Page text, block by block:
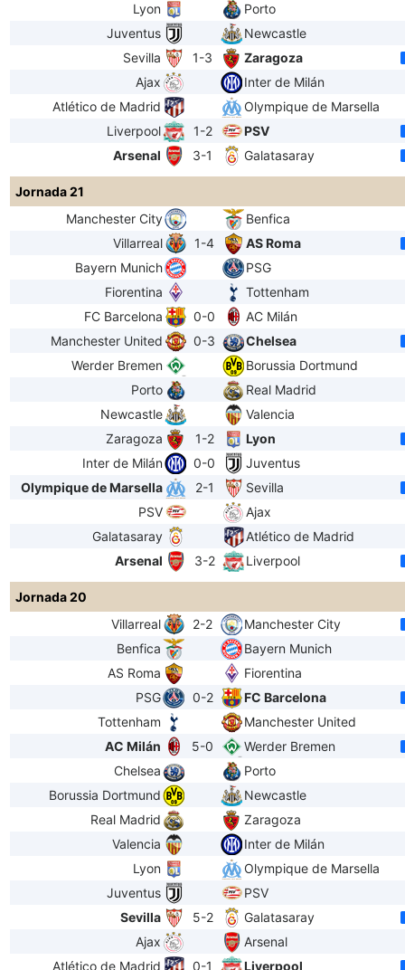
Lyon
Porto
Juventus
Newcastle
Sevilla
1-3
Zaragoza
Ajax
Inter de Milán
Atlético de Madrid
Olympique de Marsella
Liverpool
1-2
PSV
Arsenal
3-1 Galatasaray
Jornada 21
Manchester City
Benfica
Villarreal
1-4
AS Roma
Bayern Munich
PSG
Fiorentina
Tottenham
FC Barcelona
0-0
AC Milán
Manchester United
0-3
Chelsea
Werder Bremen
Borussia Dortmund
Porto
Real Madrid
Newcastle
Valencia
Zaragoza
1-2
Lyon
Inter de Milán
0-0
Juventus
Olympique de Marsella
2-1
Sevilla
PSV
Ajax
Galatasaray
Atlético de Madrid
Arsenal
3-2 Liverpool
Jornada 20
Villarreal
2-2
Manchester City
Benfica
Bayern Munich
AS Roma
Fiorentina
PSG
0-2
FC Barcelona
Tottenham
Manchester United
AC Milán
5-0
Werder Bremen
Chelsea
Porto
Borussia Dortmund
Newcastle
Real Madrid
Zaragoza
Valencia
Inter de Milán
Lyon
Olympique de Marsella
Juventus
PSV
Sevilla
5-2
Galatasaray
Ajax
Arsenal
Atlético de Madrid
0-1 Liverpool